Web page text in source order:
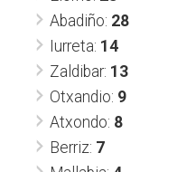
Abadiño: 28
Iurreta: 14
Zaldibar: 13
Otxandio: 9
Atxondo: 8
Berriz: 7